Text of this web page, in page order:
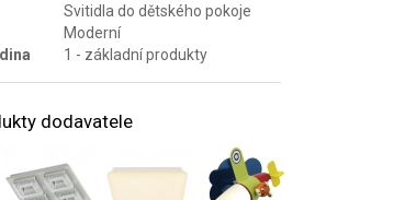
Svitidla do dětského pokoje
Moderní
1 - základní produkty
dodavatele